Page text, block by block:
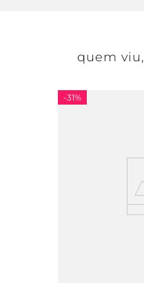
quem viu,
-31%